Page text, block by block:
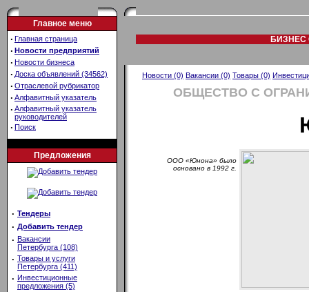
Главное меню
· Главная страница
· Новости предприятий
· Новости бизнеса
· Доска объявлений (34562)
· Отраслевой рубрикатор
· Алфавитный указатель
· Алфавитный указатель
руководителей
· Поиск
Предложения
· Тендеры
· Добавить тендер
· Вакансии
Петербурга (108)
· Товары и услуги
Петербурга (411)
· Инвестиционные
предложения (5)
БИЗНЕС
Новости (0) Вакансии (0) Товары (0)
ОБЩЕСТВО С
ООО «Юнона» было
основано в 1992 г.